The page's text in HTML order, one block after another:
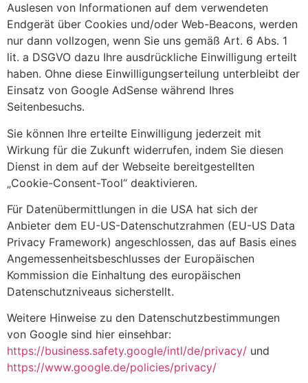
Auslesen von Informationen auf dem verwendeten
Endgerät über Cookies und/oder Web-Beacons, werden
nur dann vollzogen, wenn Sie uns gemäß Art. 6 Abs. 1
lit. a DSGVO dazu Ihre ausdrückliche Einwilligung erteilt
haben. Ohne diese Einwilligungserteilung unterbleibt der
Einsatz von Google AdSense während Ihres
Seitenbesuchs.
Sie können Ihre erteilte Einwilligung jederzeit mit
Wirkung für die Zukunft widerrufen, indem Sie diesen
Dienst in dem auf der Webseite bereitgestellten
„Cookie-Consent-Tool“ deaktivieren.
Für Datenübermittlungen in die USA hat sich der
Anbieter dem EU-US-Datenschutzrahmen (EU-US Data
Privacy Framework) angeschlossen, das auf Basis eines
Angemessenheitsbeschlusses der Europäischen
Kommission die Einhaltung des europäischen
Datenschutzniveaus sicherstellt.
Weitere Hinweise zu den Datenschutzbestimmungen
von Google sind hier einsehbar:
https://business.safety.google/intl/de/privacy/ und
https://www.google.de/policies/privacy/